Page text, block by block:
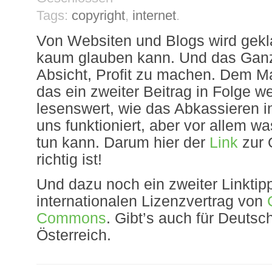
Tags: copyright, internet.
Von Websiten und Blogs wird
kaum glauben kann. Und das
Absicht, Profit zu machen. Dem
das ein zweiter Beitrag in Folge
lesenswert, wie das Abkassieren
uns funktioniert, aber vor allem
tun kann. Darum hier der Link zur
richtig ist!
Und dazu noch ein zweiter
internationalen Lizenzvertrag von
Commons. Gibt’s auch für
Österreich.